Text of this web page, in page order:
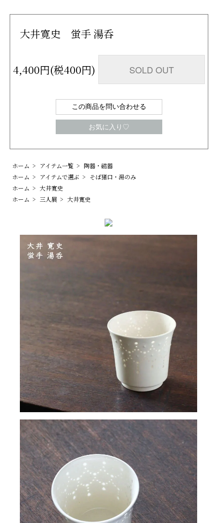
大井寛史 蛍手 湯呑
4,400円(税400円) SOLD OUT
この商品を問い合わせる
お気に入り♡
ホーム > アイテム一覧 > 陶器・磁器
ホーム > アイテムで選ぶ > そば猪口・湯のみ
ホーム > 大井寛史
ホーム > 三人展 > 大井寛史